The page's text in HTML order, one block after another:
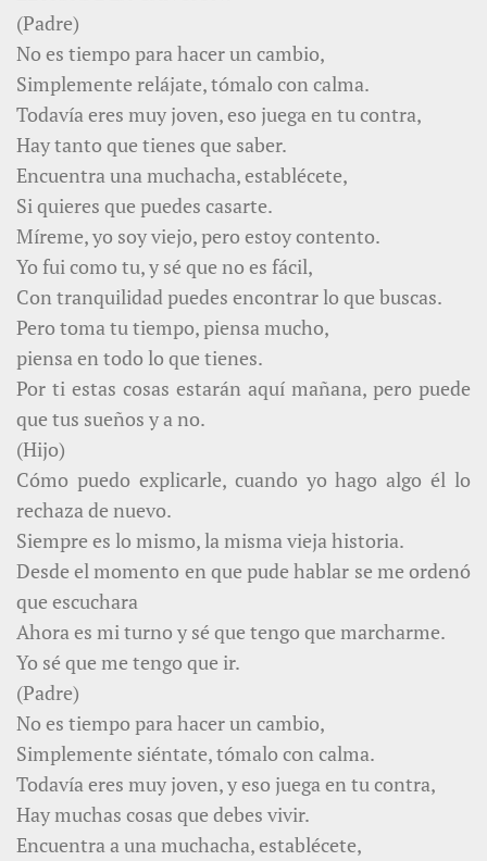
(Padre)
No es tiempo para hacer un cambio,
Simplemente relájate, tómalo con calma.
Todavía eres muy joven, eso juega en tu contra,
Hay tanto que tienes que saber.
Encuentra una muchacha, establécete,
Si quieres que puedes casarte.
Míreme, yo soy viejo, pero estoy contento.
Yo fui como tu, y sé que no es fácil,
Con tranquilidad puedes encontrar lo que buscas.
Pero toma tu tiempo, piensa mucho,
piensa en todo lo que tienes.
Por ti estas cosas estarán aquí mañana, pero puede
que tus sueños y a no.
(Hijo)
Cómo puedo explicarle, cuando yo hago algo él lo
rechaza de nuevo.
Siempre es lo mismo, la misma vieja historia.
Desde el momento en que pude hablar se me ordenó
que escuchara
Ahora es mi turno y sé que tengo que marcharme.
Yo sé que me tengo que ir.
(Padre)
No es tiempo para hacer un cambio,
Simplemente siéntate, tómalo con calma.
Todavía eres muy joven, y eso juega en tu contra,
Hay muchas cosas que debes vivir.
Encuentra a una muchacha, establécete,